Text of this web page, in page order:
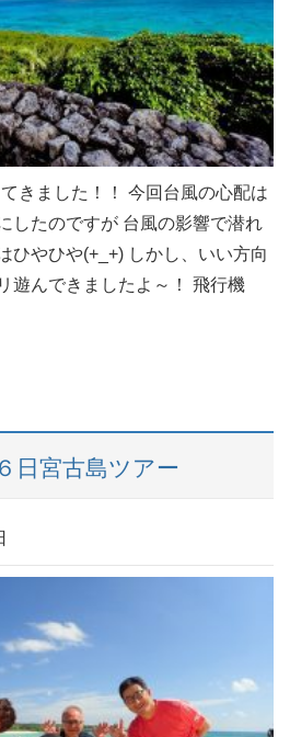
きました！！ 今回台風の心配は
したのですが 台風の影響で潜れ
ひやひや(+_+) しかし、いい方向
遊んできましたよ～！ 飛行機
日宮古島ツアー